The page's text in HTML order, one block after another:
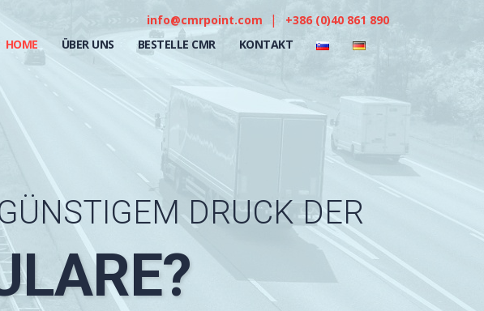
info@cmrpoint.com |
+386 (0)40 861 890
HOME
ÜBER UNS BESTELLE CMR KONTAKT
ÜNSTIGEM DRUCK DER